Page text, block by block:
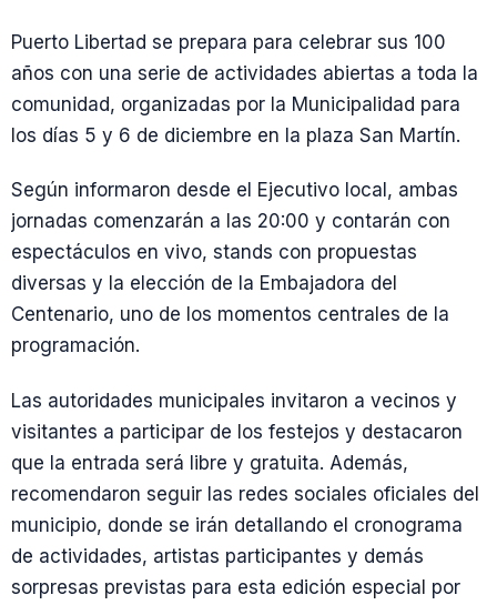
Puerto Libertad se prepara para celebrar sus 100
años con una serie de actividades abiertas a toda la
comunidad, organizadas por la Municipalidad para
los días 5 y 6 de diciembre en la plaza San Martín.
Según informaron desde el Ejecutivo local, ambas
jornadas comenzarán a las 20:00 y contarán con
espectáculos en vivo, stands con propuestas
diversas y la elección de la Embajadora del
Centenario, uno de los momentos centrales de la
programación.
Las autoridades municipales invitaron a vecinos y
visitantes a participar de los festejos y destacaron
que la entrada será libre y gratuita. Además,
recomendaron seguir las redes sociales oficiales del
municipio, donde se irán detallando el cronograma
de actividades, artistas participantes y demás
sorpresas previstas para esta edición especial por